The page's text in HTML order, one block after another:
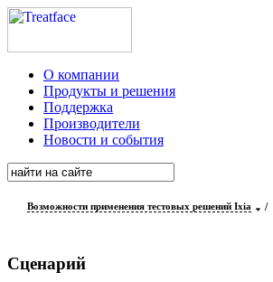
О компании
Продукты и решения
Поддержка
Производители
Новости и события
Возможности применения тестовых решений Ixia /
Сценарий